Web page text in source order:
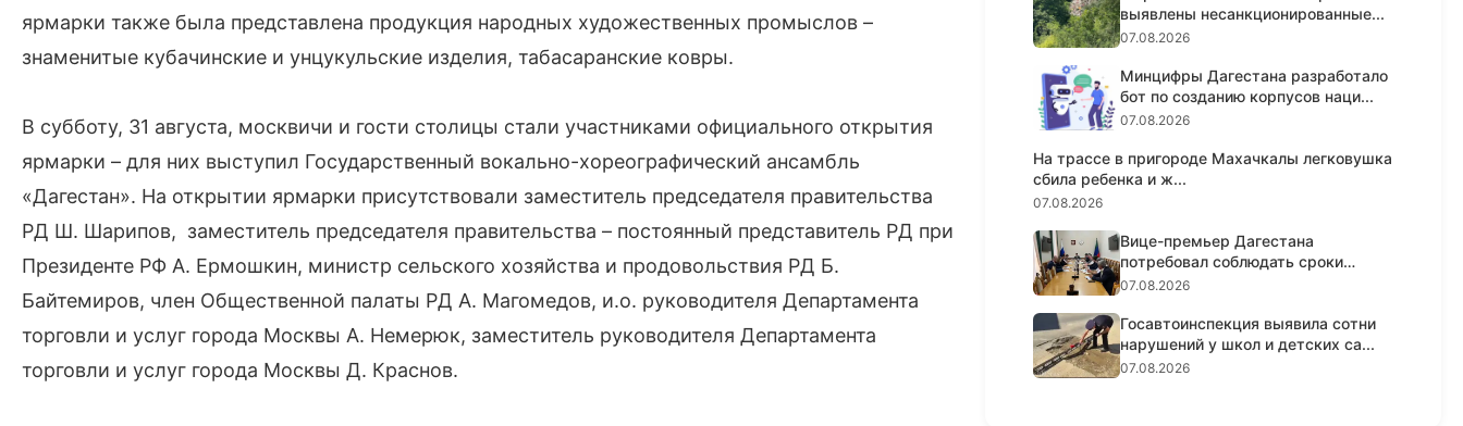
ярмарки также была представлена продукция народных художественных промыслов –
знаменитые кубачинские и унцукульские изделия, табасаранские ковры.
В субботу, 31 августа, москвичи и гости столицы стали участниками официального открытия
ярмарки – для них выступил Государственный вокально-хореографический ансамбль
«Дагестан». На открытии ярмарки присутствовали заместитель председателя правительства
РД Ш. Шарипов, заместитель председателя правительства – постоянный представитель РД при
Президенте РФ А. Ермошкин, министр сельского хозяйства и продовольствия РД Б.
Байтемиров, член Общественной палаты РД А. Магомедов, и.о. руководителя Департамента
торговли и услуг города Москвы А. Немерюк, заместитель руководителя Департамента
торговли и услуг города Москвы Д. Краснов.
выявлены несанкционированные...
07.08.2026
Минцифры Дагестана разработало
бот по созданию корпусов наци...
07.08.2026
На трассе в пригороде Махачкалы легковушка
сбила ребенка и ж...
07.08.2026
Вице-премьер Дагестана
потребовал соблюдать сроки
реализации...
07.08.2026
Госавтоинспекция выявила сотни
нарушений у школ и детских са...
07.08.2026